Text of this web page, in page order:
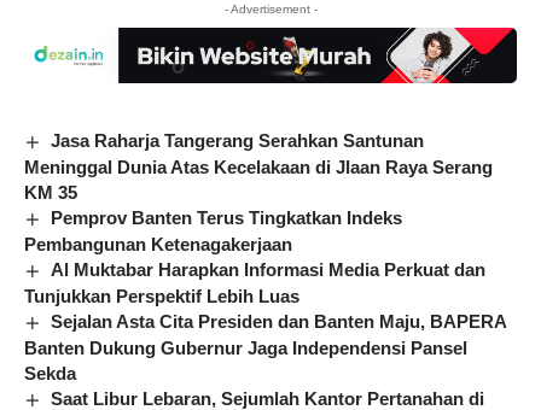
- Advertisement -
Jasa Raharja Tangerang Serahkan Santunan
Meninggal Dunia Atas Kecelakaan di Jlaan Raya Serang
KM 35
Pemprov Banten Terus Tingkatkan Indeks
Pembangunan Ketenagakerjaan
Al Muktabar Harapkan Informasi Media Perkuat dan
Tunjukkan Perspektif Lebih Luas
Sejalan Asta Cita Presiden dan Banten Maju, BAPERA
Banten Dukung Gubernur Jaga Independensi Pansel
Sekda
Saat Libur Lebaran, Sejumlah Kantor Pertanahan di